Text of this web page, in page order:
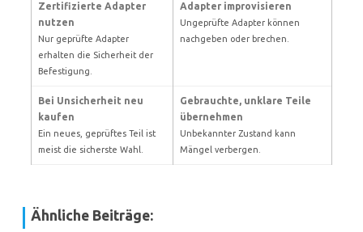
Zertifizierte Adapter
nutzen
Nur geprüfte Adapter
erhalten die Sicherheit der
Befestigung.
Adapter improvisieren
Ungeprüfte Adapter können
nachgeben oder brechen.
Bei Unsicherheit neu
kaufen
Ein neues, geprüftes Teil ist
meist die sicherste Wahl.
Gebrauchte, unklare Teile
übernehmen
Unbekannter Zustand kann
Mängel verbergen.
Ähnliche Beiträge: